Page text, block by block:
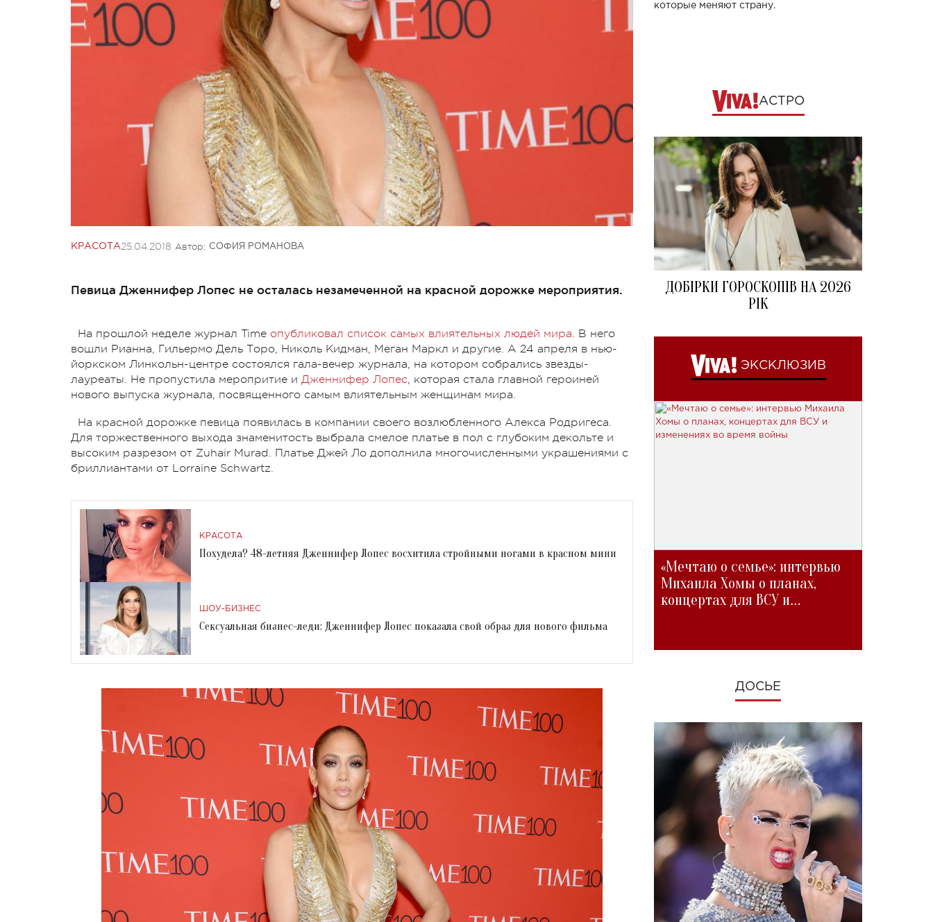
КРАСОТА25.04.2018 Автор: СОФИЯ РОМАНОВА
Певица Дженнифер Лопес не осталась незамеченной на красной дорожке мероприятия.
На прошлой неделе журнал Time опубликовал список самых влиятельных людей мира. В него
вошли Рианна, Гильермо Дель Торо, Николь Кидман, Меган Маркл и другие. А 24 апреля в нью-
йоркском Линкольн-центре состоялся гала-вечер журнала, на котором собрались звезды-
лауреаты. Не пропустила меропритие и Дженнифер Лопес, которая стала главной героиней
нового выпуска журнала, посвященного самым влиятельным женщинам мира.
На красной дорожке певица появилась в компании своего возлюбленного Алекса Родригеса.
Для торжественного выхода знаменитость выбрала смелое платье в пол с глубоким декольте и
высоким разрезом от Zuhair Murad. Платье Джей Ло дополнила многочисленными украшениями с
бриллиантами от Lorraine Schwartz.
КРАСОТА
Похудела? 48-летняя Дженнифер Лопес восхитила стройными ногами в красном мини
ШОУ-БИЗНЕС
Сексуальная бизнес-леди: Дженнифер Лопес показала свой образ для нового фильма
которые меняют страну.
АСТРО
ДОБІРКИ ГОРОСКОПІВ НА 2026
РІК
ЭКСКЛЮЗИВ
«Мечтаю о семье»: интервью
Михаила Хомы о планах,
концертах для ВСУ и
ДОСЬЕ